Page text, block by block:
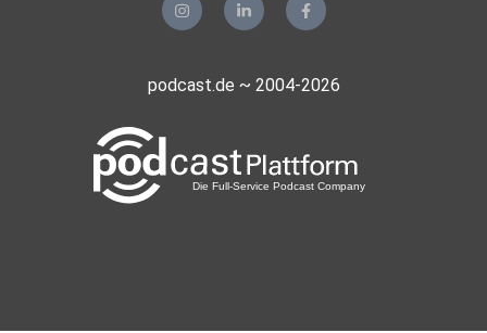
podcast.de ~ 2004-2026